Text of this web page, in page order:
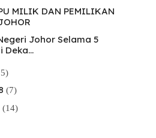
MILIK DAN PEMILIKAN
Johor Selama 5
Deka...
(7)
(14)